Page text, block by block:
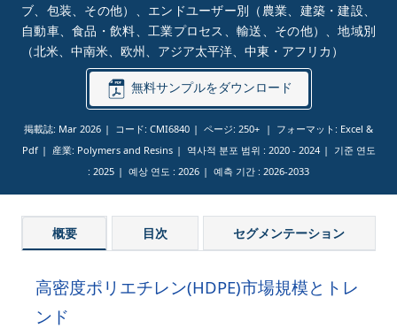
ブ、包装、その他）、エンドユーザー別（農業、建築・建設、
自動車、食品・飲料、工業プロセス、輸送、その他）、地域別
（北米、中南米、欧州、アジア太平洋、中東・アフリカ）
無料サンプルをダウンロード
掲載誌: Mar 2026 コード: CMI6840 ページ: 250+
フォーマット: Excel &
Pdf
産業: Polymers and Resins 역사적 분포 범위 : 2020 - 2024
기준 연도
: 2025 예상 연도 : 2026 예측 기간 : 2026-2033
概要 目次 セグメンテーション
高密度ポリエチレン(HDPE)市場規模とトレ
ンド